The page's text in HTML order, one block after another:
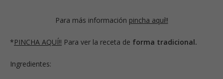
Para más información pincha aquí!!
*PINCHA AQUÍ!! Para ver la receta de forma tradicional.
Ingredientes: